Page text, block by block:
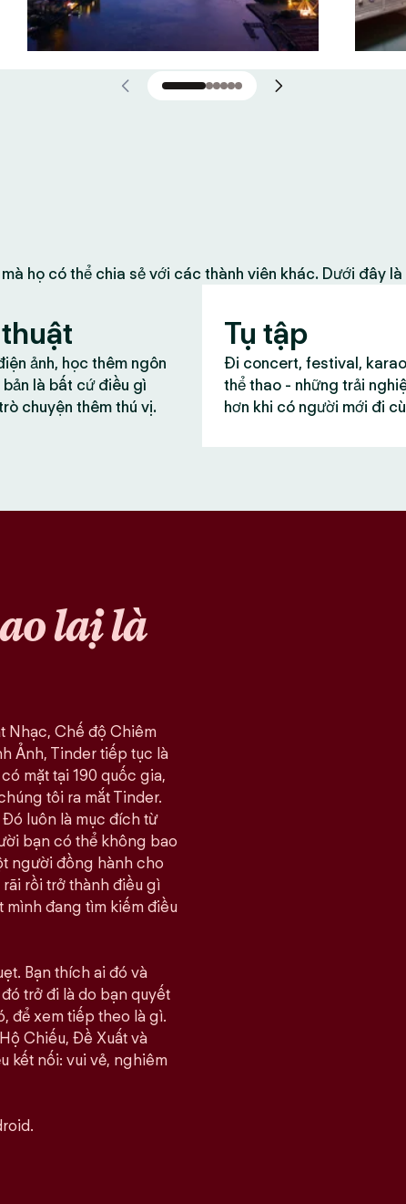
họ có thể chia sẻ với các thành viên khác. Dưới đây
ảnh, học thêm ngôn
là bất cứ điều gì
chuyện thêm thú vị.
Tụ tập
Đi concert, festival,
thể thao - những trải
hơn khi có người mới đi
lại là
Nhạc, Chế độ Chiêm
Ảnh, Tinder tiếp tục là
mặt tại 190 quốc gia,
tôi ra mắt Tinder.
luôn là mục đích từ
bạn có thể không bao
người đồng hành cho
rồi trở thành điều gì
mình đang tìm kiếm điều
Bạn thích ai đó và
trở đi là do bạn quyết
để xem tiếp theo là gì.
Chiếu, Đề Xuất và
kết nối: vui vẻ, nghiêm